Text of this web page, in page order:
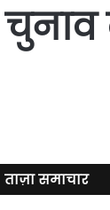
ताज़ा समाचार